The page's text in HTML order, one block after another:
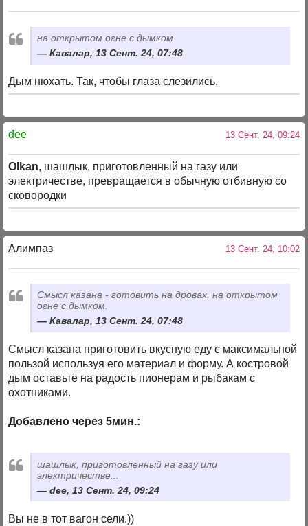
на открытом огне с дымком
Кавалар, 13 Сент. 24, 07:48
Дым нюхать. Так, чтобы глаза слезились.
dee 13 Сент. 24, 09:24
Olkan, шашлык, приготовленный на газу или
электричестве, превращается в обычную отбивную со
сковородки
Алимпаз 13 Сент. 24, 10:02
Смысл казана - готовить на дровах, на открытом
огне с дымком.
Кавалар, 13 Сент. 24, 07:48
Смысл казана приготовить вкусную еду с максимальной
пользой используя его материал и форму. А костровой
дым оставьте на радость пионерам и рыбакам с
охотниками.
Добавлено через 5мин.:
шашлык, приготовленный на газу или
электричестве...
dee, 13 Сент. 24, 09:24
Вы не в тот вагон сели.))